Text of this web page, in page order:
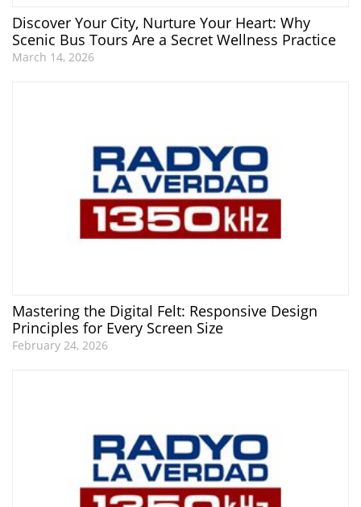
Discover Your City, Nurture Your Heart: Why
Scenic Bus Tours Are a Secret Wellness Practice
March 14, 2026
Mastering the Digital Felt: Responsive Design
Principles for Every Screen Size
February 24, 2026